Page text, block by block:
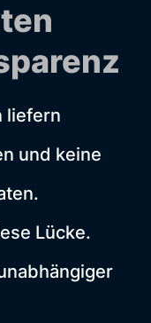
liefern
und keine
Lücke.